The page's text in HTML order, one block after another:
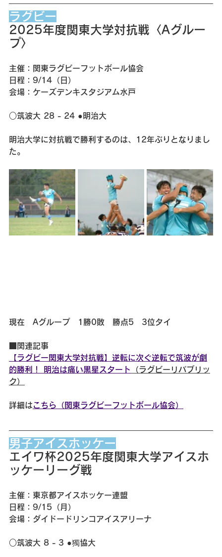
ラグビー
2025年度関東大学対抗戦〈Aグルー
プ〉
主催：関東ラグビーフットボール協会
日程：9/14（日）
会場：ケーズデンキスタジアム水戸
○筑波大 28 - 24 ●明治大
明治大学に対抗戦で勝利するのは、12年ぶりとなりまし
た。
現在　Aグループ　1勝0敗　勝点5　3位タイ
■関連記事
【ラグビー関東大学対抗戦】逆転に次ぐ逆転で筑波が劇
的勝利！ 明治は痛い黒星スタート
（ラグビーリパブリッ
ク）
詳細はこちら（関東ラグビーフットボール協会）
男子アイスホッケー
エイワ杯2025年度関東大学アイスホ
ッケーリーグ戦
主催：東京都アイスホッケー連盟
日程：9/15（月）
会場：ダイドードリンコアイスアリーナ
○筑波大 8 - 3 ●獨協大